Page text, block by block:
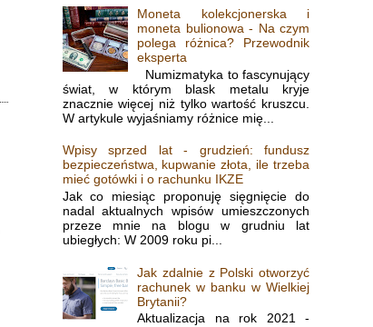
Moneta kolekcjonerska i
moneta bulionowa - Na czym
polega różnica? Przewodnik
eksperta
Numizmatyka to fascynujący
świat, w którym blask metalu kryje
znacznie więcej niż tylko wartość kruszcu.
W artykule wyjaśniamy różnice mię...
Wpisy sprzed lat - grudzień: fundusz
bezpieczeństwa, kupwanie złota, ile trzeba
mieć gotówki i o rachunku IKZE
Jak co miesiąc proponuję sięgnięcie do
nadal aktualnych wpisów umieszczonych
przeze mnie na blogu w grudniu lat
ubiegłych: W 2009 roku pi...
Jak zdalnie z Polski otworzyć
rachunek w banku w Wielkiej
Brytanii?
Aktualizacja na rok 2021 -